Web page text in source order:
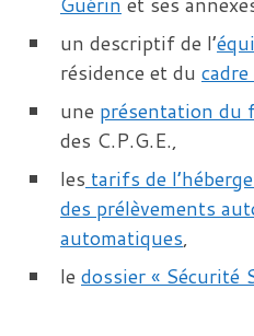
un descriptif de l’
résidence et du
une présentation du
des C.P.G.E.,
les tarifs de
des prélèvements
automatiques,
le dossier « Sécurité